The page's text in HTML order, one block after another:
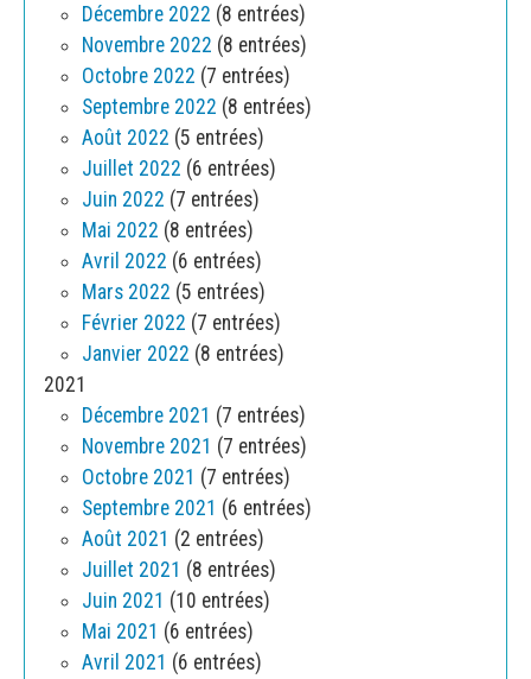
Décembre 2022 (8 entrées)
Novembre 2022 (8 entrées)
Octobre 2022 (7 entrées)
Septembre 2022 (8 entrées)
Août 2022 (5 entrées)
Juillet 2022 (6 entrées)
Juin 2022 (7 entrées)
Mai 2022 (8 entrées)
Avril 2022 (6 entrées)
Mars 2022 (5 entrées)
Février 2022 (7 entrées)
Janvier 2022 (8 entrées)
2021
Décembre 2021 (7 entrées)
Novembre 2021 (7 entrées)
Octobre 2021 (7 entrées)
Septembre 2021 (6 entrées)
Août 2021 (2 entrées)
Juillet 2021 (8 entrées)
Juin 2021 (10 entrées)
Mai 2021 (6 entrées)
Avril 2021 (6 entrées)